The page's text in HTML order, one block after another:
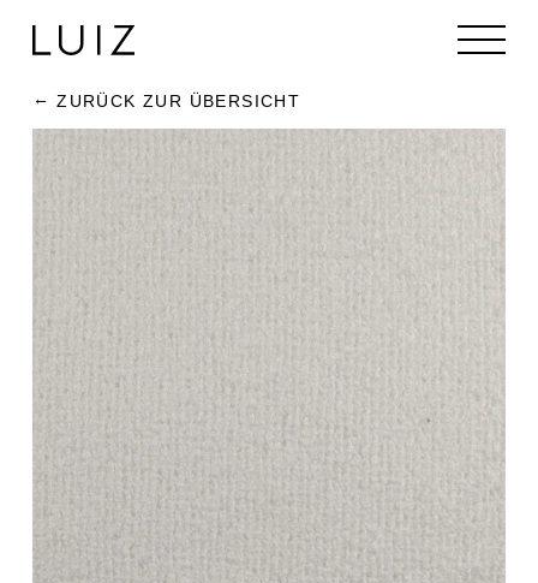
ZURÜCK ZUR ÜBERSICHT